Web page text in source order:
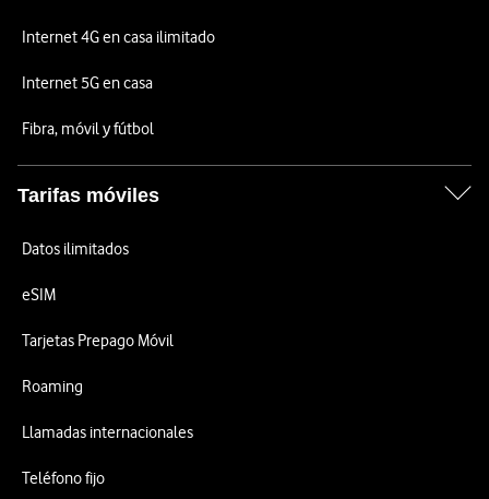
Internet 4G en casa ilimitado
Internet 5G en casa
Fibra, móvil y fútbol
Tarifas móviles
Datos ilimitados
eSIM
Tarjetas Prepago Móvil
Roaming
Llamadas internacionales
Teléfono fijo